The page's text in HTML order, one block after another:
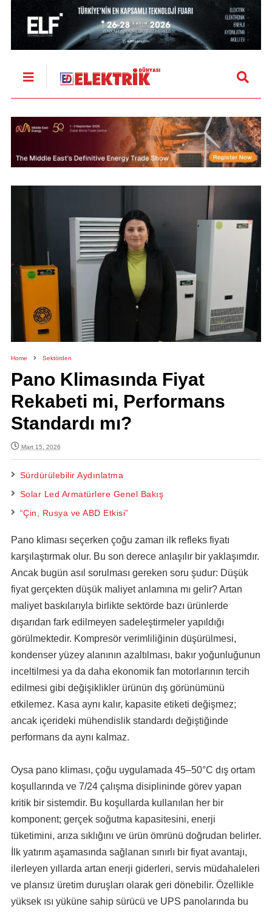
Home Sektörden
Pano Klimasında Fiyat
Rekabeti mi, Performans
Standardı mı?
Mart 15, 2026
Sürdürülebilir Aydınlatma
Solar Led Armatürlere Genel Bakış
“Çin, Rusya ve ABD Etkisi”
Pano kliması seçerken çoğu zaman ilk refleks fiyatı
karşılaştırmak olur. Bu son derece anlaşılır bir yaklaşımdır.
Ancak bugün asıl sorulması gereken soru şudur: Düşük
fiyat gerçekten düşük maliyet anlamına mı gelir? Artan
maliyet baskılarıyla birlikte sektörde bazı ürünlerde
dışarıdan fark edilmeyen sadeleştirmeler yapıldığı
görülmektedir. Kompresör verimliliğinin düşürülmesi,
kondenser yüzey alanının azaltılması, bakır yoğunluğunun
inceltilmesi ya da daha ekonomik fan motorlarının tercih
edilmesi gibi değişiklikler ürünün dış görünümünü
etkilemez. Kasa aynı kalır, kapasite etiketi değişmez;
ancak içerideki mühendislik standardı değiştiğinde
performans da aynı kalmaz.
Oysa pano kliması, çoğu uygulamada 45–50°C dış ortam
koşullarında ve 7/24 çalışma disiplininde görev yapan
kritik bir sistemdir. Bu koşullarda kullanılan her bir
komponent; gerçek soğutma kapasitesini, enerji
tüketimini, arıza sıklığını ve ürün ömrünü doğrudan belirler.
İlk yatırım aşamasında sağlanan sınırlı bir fiyat avantajı,
ilerleyen yıllarda artan enerji giderleri, servis müdahaleleri
ve plansız üretim duruşları olarak geri dönebilir. Özellikle
yüksek ısı yüküne sahip sürücü ve UPS panolarında bu